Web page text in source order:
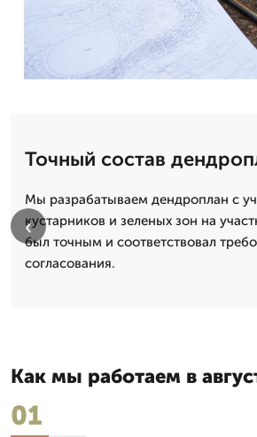
Точный состав
Мы разрабатываем дендроплан с
кустарников и зеленых зон на
был точным и соответствовал
согласования.
‹
Как мы работаем в
01